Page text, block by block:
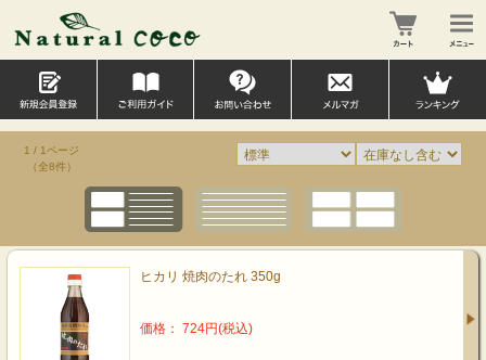
1 / 1ページ
（全8件）
ヒカリ 焼肉のたれ 350g
価格： 724円(税込)